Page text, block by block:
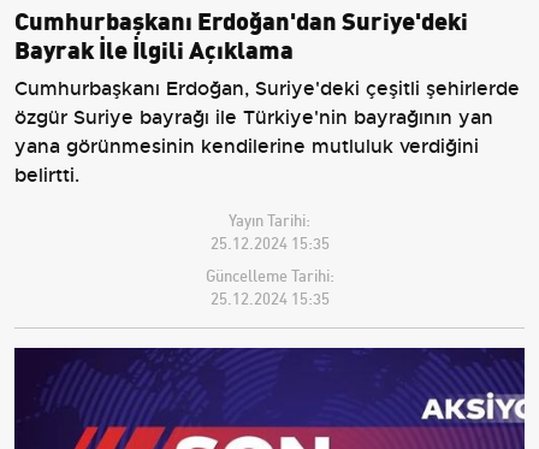
Cumhurbaşkanı Erdoğan'dan Suriye'deki
Bayrak İle İlgili Açıklama
Cumhurbaşkanı Erdoğan, Suriye'deki çeşitli şehirlerde
özgür Suriye bayrağı ile Türkiye'nin bayrağının yan
yana görünmesinin kendilerine mutluluk verdiğini
belirtti.
Yayın Tarihi:
25.12.2024 15:35
Güncelleme Tarihi:
25.12.2024 15:35